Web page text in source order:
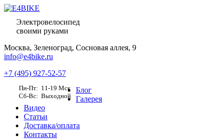
Электровелосипед
своими руками
Москва, Зеленоград, Сосновая аллея, 9
info@e4bike.ru
+7 (495) 927-52-57
Пн-Пт: 11-19 Мск
Сб-Вс: Выходной
Блог
Галерея
Видео
Статьи
Доставка/оплата
Контакты